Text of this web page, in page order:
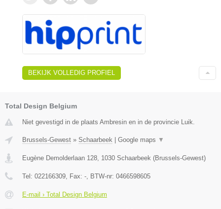
BEKIJK VOLLEDIG PROFIEL
Total Design Belgium
Niet gevestigd in de plaats Ambresin en in de provincie Luik.
Brussels-Gewest » Schaarbeek Google maps ▼
Eugène Demolderlaan 128 1030 Schaarbeek (Brussels-Gewest)
Tel: 022166309 , Fax: - , BTW-nr: 0466598605
E-mail › Total Design Belgium